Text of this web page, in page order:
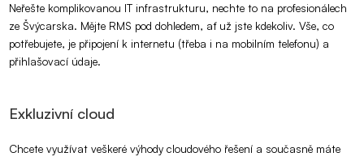
Neřešte komplikovanou IT infrastrukturu, nechte to na profesionálech
ze Švýcarska. Mějte RMS pod dohledem, ať už jste kdekoliv. Vše, co
potřebujete, je připojení k internetu (třeba i na mobilním telefonu) a
přihlašovací údaje.
Exkluzivní cloud
Chcete využívat veškeré výhody cloudového řešení a současně máte